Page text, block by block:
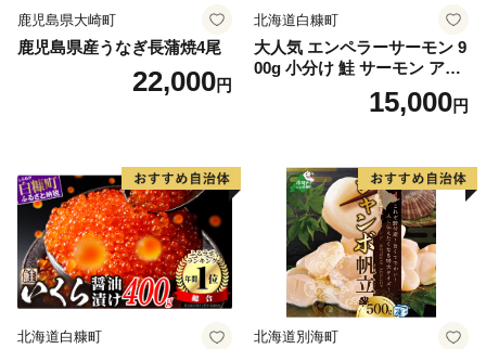
鹿児島県大崎町
鹿児島県産うなぎ長蒲焼4尾
22,000円
北海道白糠町
大人気 エンペラーサーモン 9
00g 小分け 鮭 サーモン アト
ランティックサーモン 水産
庁長官賞 受賞 さけ シャケ し
満足 美味しい 贈答 生食用 刺
身 お刺身 刺し身 魚介類 海鮮
冷凍 厚切り 薄切り ふるさと
納税 ふるさとチョイス チョ
イス 北海道 白糠町
15,000円
北海道白糠町 北海道別海町